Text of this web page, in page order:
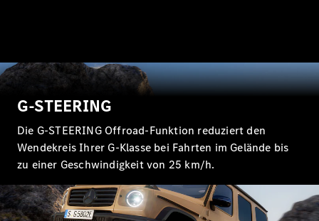
Mercedes-
Benz Store
T-Modelle / Kombis
G-STEERING
Die G-STEERING Offroad-Funktion reduziert den
Wendekreis Ihrer G-Klasse bei Fahrten im Gelände bis
zu einer Geschwindigkeit von 25 km/h.